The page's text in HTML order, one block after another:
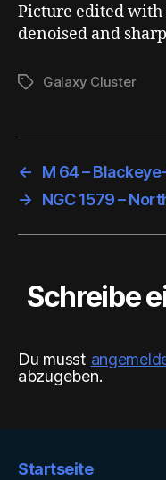
Picture edited
denoised and
Schlagwörter
Galaxy Cluster
←
M 64 –
→
NGC 1579 –
Schreibe
Du musst
abzugeben.
Startseite